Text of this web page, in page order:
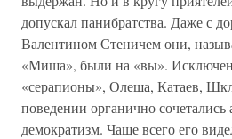
допускал панибратства. Даже с
Валентином Стеничем они,
«Миша», были на «вы».
«серапионы», Олеша, Катаев,
поведении органично сочетались
демократизм. Чаще всего его